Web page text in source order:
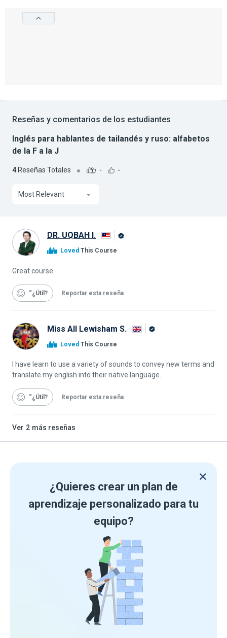
Reseñas y comentarios de los estudiantes
Inglés para hablantes de tailandés y ruso: alfabetos
de la F a la J
4 Reseñas Totales - -
Most Relevant
DR. UQBAH I.
Loved This Course
Great course
“¿Útil Reportar esta reseña
Miss All Lewisham S.
Alison
Loved This Course
I have learn to use a variety of sounds to convey new terms and
translate my english into their native language..
“¿Útil Reportar esta reseña
Ver 2 más reseñas
¿Quieres crear un plan de
aprendizaje personalizado para tu
equipo?